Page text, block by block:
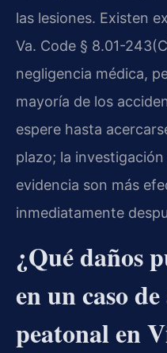
las lesiones. Existen
Va. Code § 8.01-
negligencia médica,
mayoría de los
espere hasta
plazo; la
evidencia son más
inmediatamente
¿Qué daños
en un caso
peatonal en